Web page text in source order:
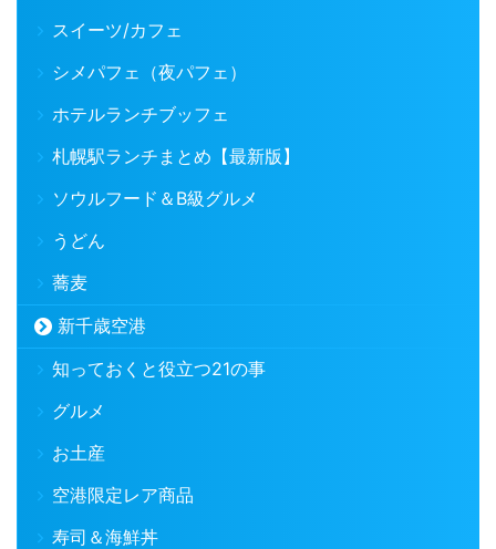
スイーツ/カフェ
シメパフェ（夜パフェ）
ホテルランチブッフェ
札幌駅ランチまとめ【最新版】
ソウルフード＆B級グルメ
うどん
蕎麦
新千歳空港
知っておくと役立つ21の事
グルメ
お土産
空港限定レア商品
寿司＆海鮮丼